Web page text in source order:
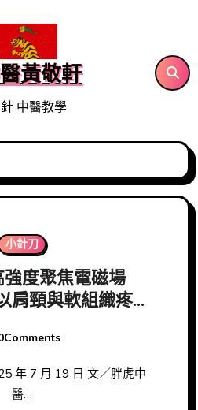
黃敬軒
中醫教學
小針刀
度聚焦電磁場
肩頸與軟組織疼痛
醫…